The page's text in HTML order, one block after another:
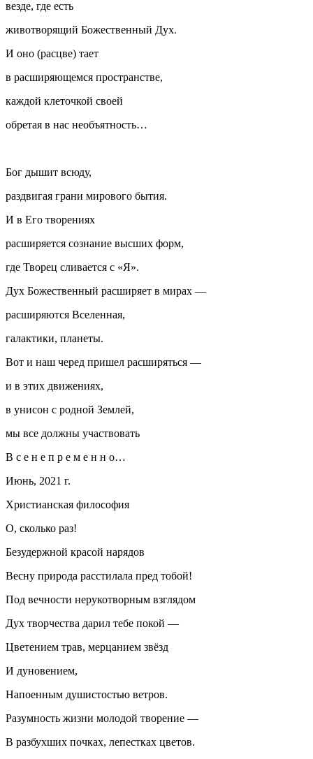
везде, где есть
животворящий Божественный Дух.
И оно (расцве) тает
в расширяющемся пространстве,
каждой клеточкой своей
обретая в нас необъятность…
Бог дышит всюду,
раздвигая грани мирового бытия.
И в Его творениях
расширяется сознание высших форм,
где Творец сливается с «Я».
Дух Божественный расширяет в мирах —
расширяются Вселенная,
галактики, планеты.
Вот и наш черед пришел расширяться —
и в этих движениях,
в унисон с родной Землей,
мы все должны участвовать
В с е н е п р е м е н н о…
Июнь, 2021 г.
Христианская философия
О, сколько раз!
Безудержной красой нарядов
Весну природа расстилала пред тобой!
Под вечности нерукотворным взглядом
Дух творчества дарил тебе покой —
Цветением трав, мерцанием звёзд
И дуновением,
Напоенным душистостью ветров.
Разумность жизни молодой творение —
В разбухших почках, лепестках цветов.